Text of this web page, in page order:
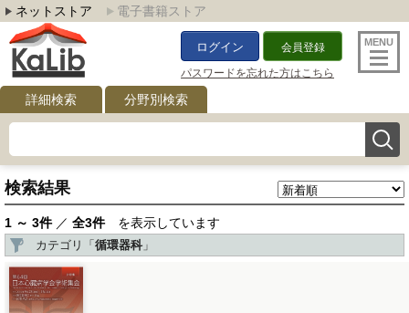
ネットストア 電子書籍ストア
ログイン 会員登録
パスワードを忘れた方はこちら
詳細検索 分野別検索
検索結果
1 ～ 3件／ 全3件を表示しています
カテゴリ「 循環器科 」